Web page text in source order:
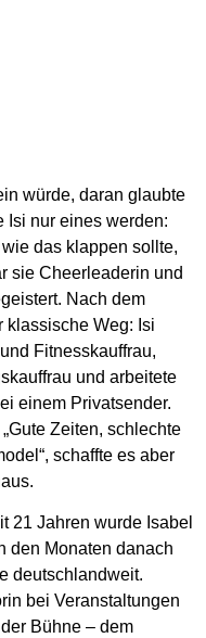
würde, daran glaubte
Isi nur eines werden:
das klappen sollte,
sie Cheerleaderin und
Nach dem
klassische Weg: Isi
Fitnesskauffrau,
und arbeitete
einem Privatsender.
Zeiten, schlechte
schaffte es aber
21 Jahren wurde Isabel
den Monaten danach
deutschlandweit.
bei Veranstaltungen
Bühne – dem